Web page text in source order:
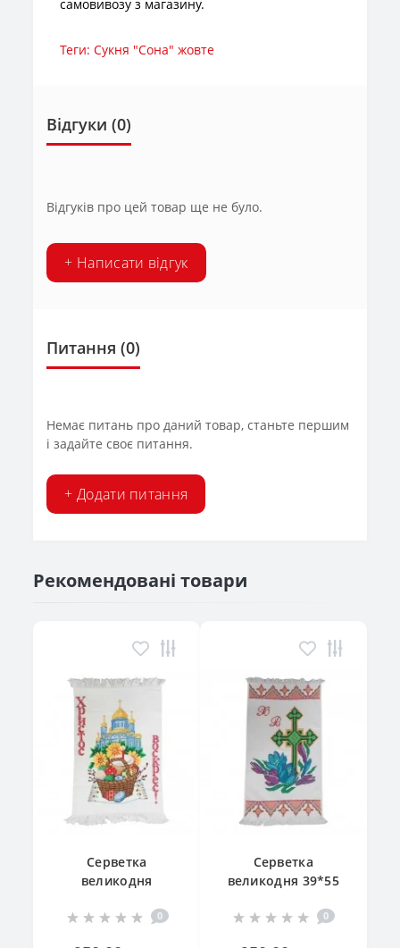
самовивозу з магазину.
Теги:Сукня "Сона" жовте
Відгуки (0)
Відгуків про цей товар ще не було.
+ Написати відгук
Питання (0)
Немає питань про даний товар, станьте першим
і задайте своє питання.
+ Додати питання
Рекомендовані товари
Серветка
великодня
кошик"
0
Серветка
великодня 39*55
0